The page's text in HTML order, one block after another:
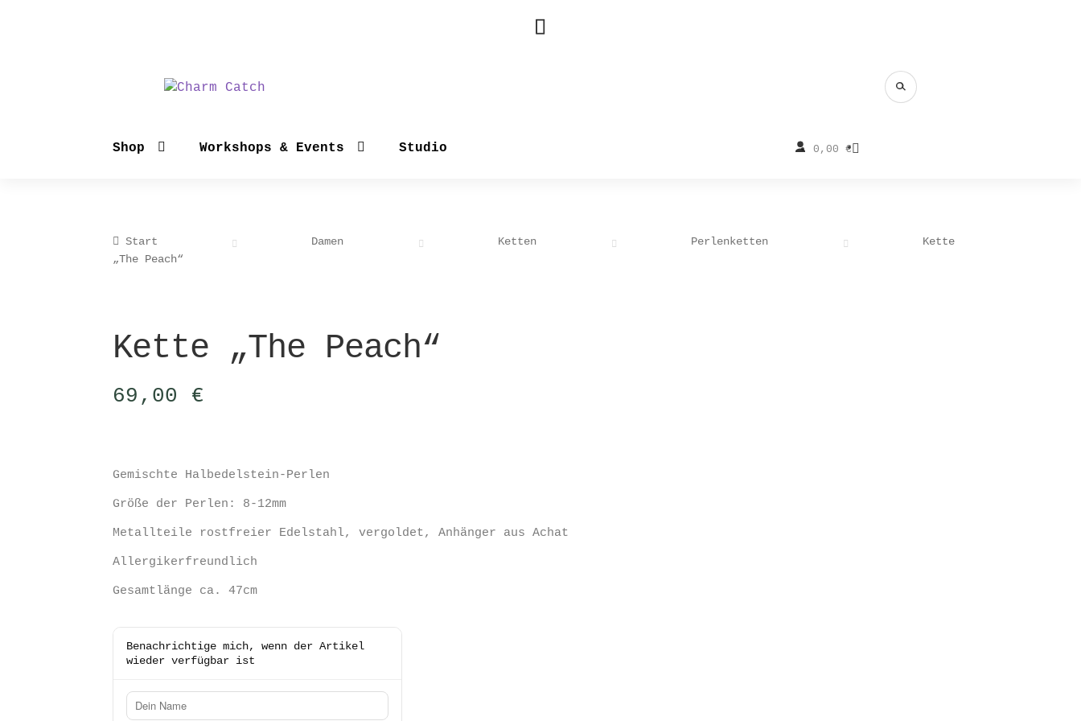
springen
springen
Shop Workshops & Events Studio 0,00 €
Start Damen Ketten Perlenketten
Kette
„The Peach“
Kette „The Peach“
69,00 €
Gemischte Halbedelstein-Perlen
Größe der Perlen: 8-12mm
Metallteile rostfreier Edelstahl, vergoldet, Anhänger aus Achat
Allergikerfreundlich
Gesamtlänge ca. 47cm
Benachrichtige mich, wenn der Artikel
wieder verfügbar ist